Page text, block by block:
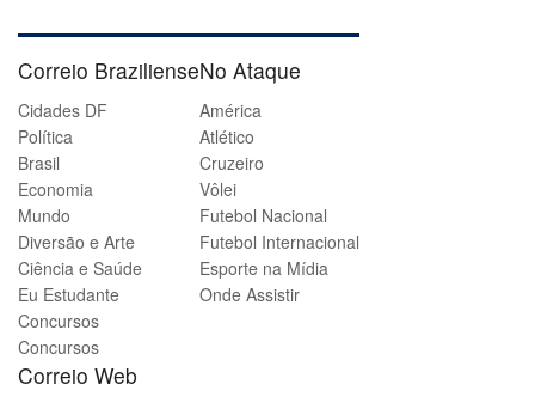
Correio Braziliense
Cidades DF
Política
Brasil
Economia
Mundo
Diversão e Arte
Ciência e Saúde
Eu Estudante
Concursos
Concursos
Correio Web
No Ataque
América
Atlético
Cruzeiro
Vôlei
Futebol Nacional
Futebol Internacional
Esporte na Mídia
Onde Assistir